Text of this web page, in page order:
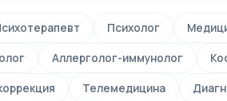
Психолог
Аллерголог-иммунолог
Телемедицина